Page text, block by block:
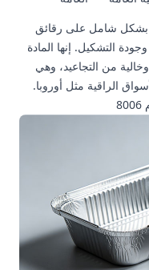
بشكل عام، تتفوق رقائق الألومنيوم 8006 بشكل شامل على رقائق
وجودة التشكيل. إنها المادة
من التجاعيد، وهي
الراقية مثل أوروبا.